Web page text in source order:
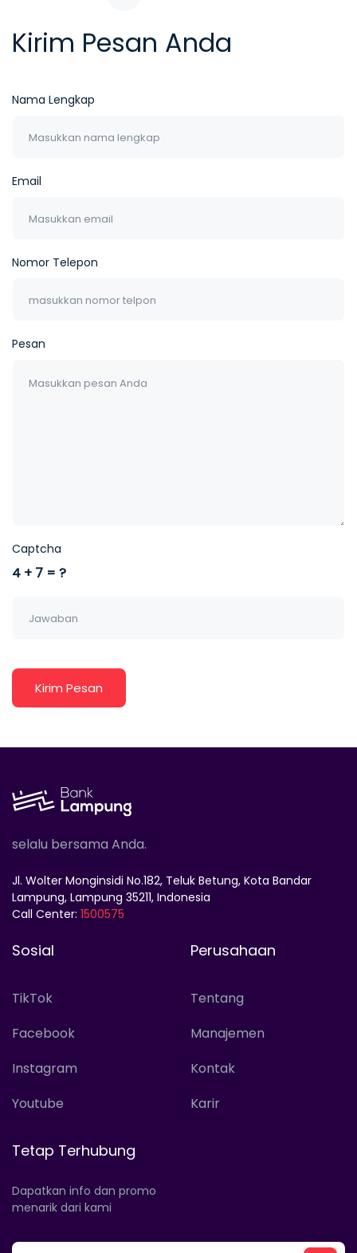
Kirim Pesan Anda
Nama Lengkap
Email
Nomor Telepon
Pesan
Captcha
4 + 7 = ?
Kirim Pesan
selalu bersama Anda.
Jl. Wolter Monginsidi No.182, Teluk Betung, Kota Bandar
Lampung, Lampung 35211, Indonesia
Call Center: 1500575
Sosial
TikTok
Facebook
Instagram
Youtube
Perusahaan
Tentang
Manajemen
Kontak
Karir
Tetap Terhubung
Dapatkan info dan promo
menarik dari kami